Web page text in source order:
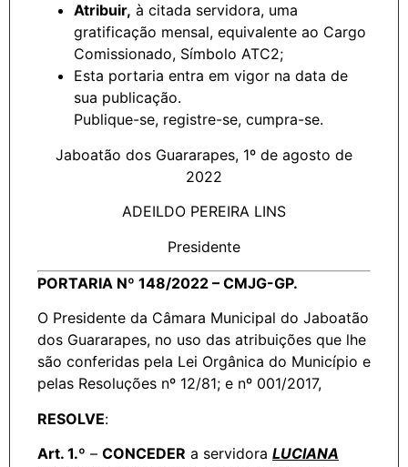
Atribuir, à citada servidora, uma
gratificação mensal, equivalente ao Cargo
Comissionado, Símbolo ATC2;
Esta portaria entra em vigor na data de
sua publicação.
Publique-se, registre-se, cumpra-se.
Jaboatão dos Guararapes, 1º de agosto de
2022
ADEILDO PEREIRA LINS
Presidente
PORTARIA Nº 148/2022 – CMJG-GP.
O Presidente da Câmara Municipal do Jaboatão
dos Guararapes, no uso das atribuições que lhe
são conferidas pela Lei Orgânica do Município e
pelas Resoluções nº 12/81; e nº 001/2017,
RESOLVE:
Art. 1.º – CONCEDER a servidora LUCIANA